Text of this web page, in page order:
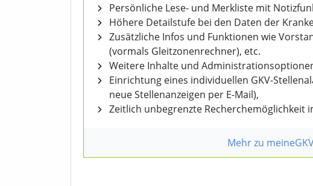
Persönliche Lese- und Merkliste mit
Höhere Detailstufe bei den Daten der
Zusätzliche Infos und Funktionen wie
(vormals Gleitzonenrechner), etc.
Weitere Inhalte und
Einrichtung eines individuellen GKV-
neue Stellenanzeigen per E-Mail),
Zeitlich unbegrenzte Recherchemöglichkeit
Mehr zu